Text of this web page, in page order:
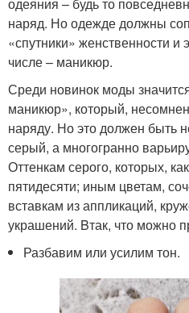
наряд. Но одежде должны
«спутники» женственности и
числе – маникюр.
Среди новинок моды
маникюр», который,
наряду. Но это должен быть
серый, а многогранно
Оттенкам серого, которых,
пятидесяти; иным цветам,
вставкам из аппликаций,
украшений. Bтак, что можно
Разбавим или усилим тон.